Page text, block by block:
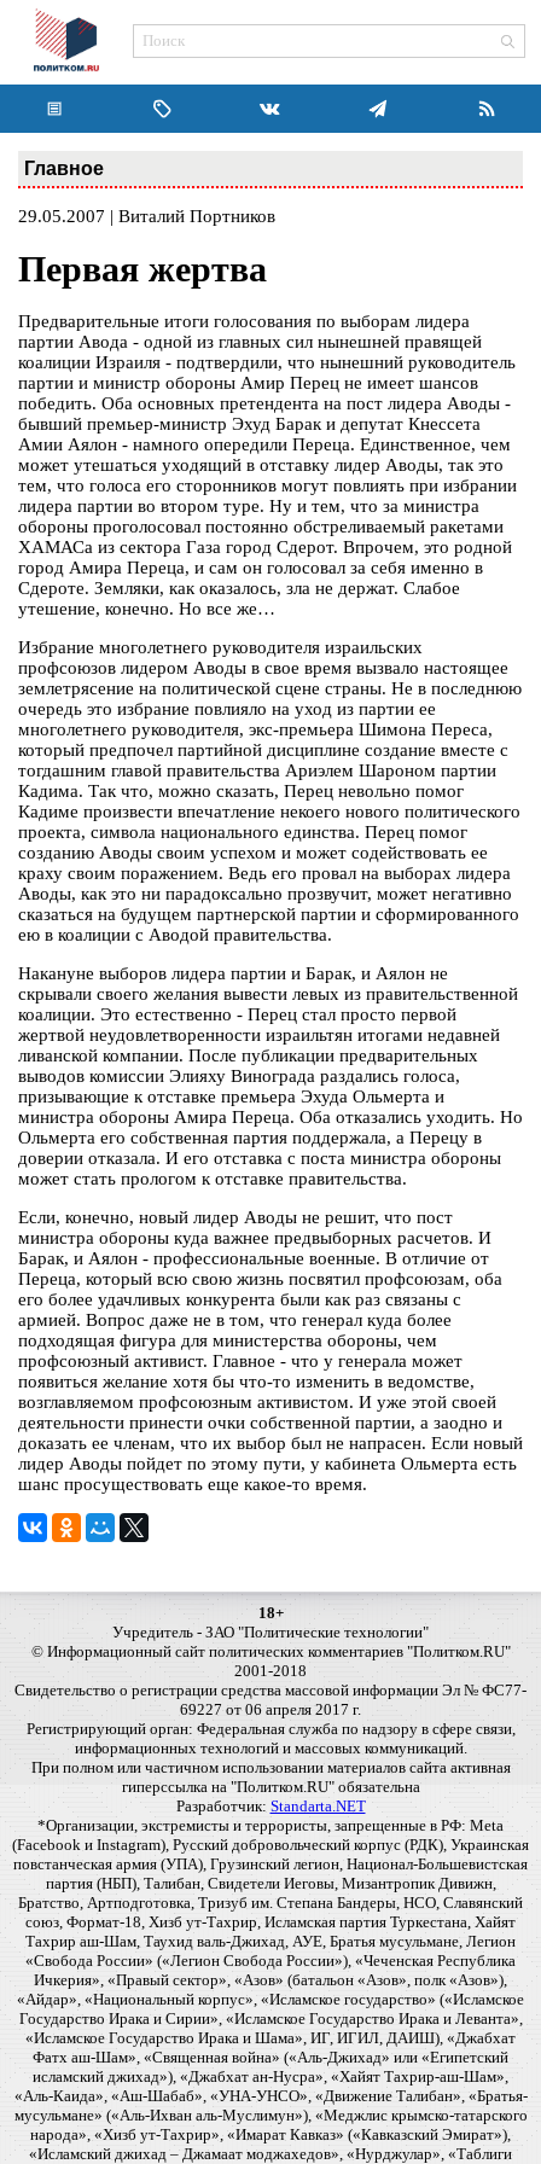
Главное
29.05.2007 | Виталий Портников
Первая жертва
Предварительные итоги голосования по выборам лидера
партии Авода - одной из главных сил нынешней правящей
коалиции Израиля - подтвердили, что нынешний руководитель
партии и министр обороны Амир Перец не имеет шансов
победить. Оба основных претендента на пост лидера Аводы -
бывший премьер-министр Эхуд Барак и депутат Кнессета
Амии Аялон - намного опередили Переца. Единственное, чем
может утешаться уходящий в отставку лидер Аводы, так это
тем, что голоса его сторонников могут повлиять при избрании
лидера партии во втором туре. Ну и тем, что за министра
обороны проголосовал постоянно обстреливаемый ракетами
ХАМАСа из сектора Газа город Сдерот. Впрочем, это родной
город Амира Переца, и сам он голосовал за себя именно в
Сдероте. Земляки, как оказалось, зла не держат. Слабое
утешение, конечно. Но все же…
Избрание многолетнего руководителя израильских
профсоюзов лидером Аводы в свое время вызвало настоящее
землетрясение на политической сцене страны. Не в последнюю
очередь это избрание повлияло на уход из партии ее
многолетнего руководителя, экс-премьера Шимона Переса,
который предпочел партийной дисциплине создание вместе с
тогдашним главой правительства Ариэлем Шароном партии
Кадима. Так что, можно сказать, Перец невольно помог
Кадиме произвести впечатление некоего нового политического
проекта, символа национального единства. Перец помог
созданию Аводы своим успехом и может содействовать ее
краху своим поражением. Ведь его провал на выборах лидера
Аводы, как это ни парадоксально прозвучит, может негативно
сказаться на будущем партнерской партии и сформированного
ею в коалиции с Аводой правительства.
Накануне выборов лидера партии и Барак, и Аялон не
скрывали своего желания вывести левых из правительственной
коалиции. Это естественно - Перец стал просто первой
жертвой неудовлетворенности израильтян итогами недавней
ливанской компании. После публикации предварительных
выводов комиссии Элияху Винограда раздались голоса,
призывающие к отставке премьера Эхуда Ольмерта и
министра обороны Амира Переца. Оба отказались уходить. Но
Ольмерта его собственная партия поддержала, а Перецу в
доверии отказала. И его отставка с поста министра обороны
может стать прологом к отставке правительства.
Если, конечно, новый лидер Аводы не решит, что пост
министра обороны куда важнее предвыборных расчетов. И
Барак, и Аялон - профессиональные военные. В отличие от
Переца, который всю свою жизнь посвятил профсоюзам, оба
его более удачливых конкурента были как раз связаны с
армией. Вопрос даже не в том, что генерал куда более
подходящая фигура для министерства обороны, чем
профсоюзный активист. Главное - что у генерала может
появиться желание хотя бы что-то изменить в ведомстве,
возглавляемом профсоюзным активистом. И уже этой своей
деятельности принести очки собственной партии, а заодно и
доказать ее членам, что их выбор был не напрасен. Если новый
лидер Аводы пойдет по этому пути, у кабинета Ольмерта есть
шанс просуществовать еще какое-то время.
18+
Учредитель - ЗАО "Политические технологии"
© Информационный сайт политических комментариев "Политком.RU"
2001-2018
Свидетельство о регистрации средства массовой информации Эл № ФС77-
69227 от 06 апреля 2017 г.
Регистрирующий орган: Федеральная служба по надзору в сфере связи,
информационных технологий и массовых коммуникаций.
При полном или частичном использовании материалов сайта активная
гиперссылка на "Политком.RU" обязательна
Разработчик: Standarta.NET
*Организации, экстремисты и террористы, запрещенные в РФ: Meta
(Facebook и Instagram), Русский добровольческий корпус (РДК), Украинская
повстанческая армия (УПА), Грузинский легион, Национал-Большевистская
партия (НБП), Талибан, Свидетели Иеговы, Мизантропик Дивижн,
Братство, Артподготовка, Тризуб им. Степана Бандеры, НСО, Славянский
союз, Формат-18, Хизб ут-Тахрир, Исламская партия Туркестана, Хайят
Тахрир аш-Шам, Таухид валь-Джихад, АУЕ, Братья мусульмане, Легион
«Свобода России» («Легион Свобода России»), «Чеченская Республика
Ичкерия», «Правый сектор», «Азов» (батальон «Азов», полк «Азов»),
«Айдар», «Национальный корпус», «Исламское государство» («Исламское
Государство Ирака и Сирии», «Исламское Государство Ирака и Леванта»,
«Исламское Государство Ирака и Шама», ИГ, ИГИЛ, ДАИШ), «Джабхат
Фатх аш-Шам», «Священная война» («Аль-Джихад» или «Египетский
исламский джихад»), «Джабхат ан-Нусра», «Хайят Тахрир-аш-Шам»,
«Аль-Каида», «Аш-Шабаб», «УНА-УНСО», «Движение Талибан», «Братья-
мусульмане» («Аль-Ихван аль-Муслимун»), «Меджлис крымско-татарского
народа», «Хизб ут-Тахрир», «Имарат Кавказ» («Кавказский Эмират»),
«Исламский джихад – Джамаат моджахедов», «Нурджулар», «Таблиги